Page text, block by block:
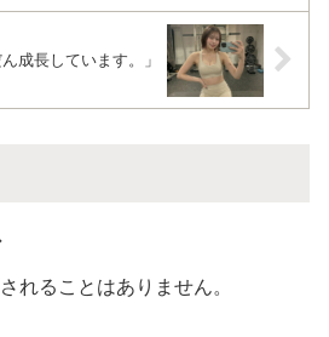
成長しています。」
れることはありません。